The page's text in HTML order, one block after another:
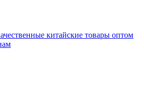
китайские товары оптом